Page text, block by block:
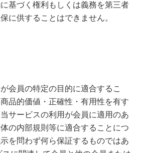
基づく権利もしくは義務を第三者
に供することはできません。
会員の特定の目的に適合するこ
品的価値・正確性・有用性を有す
サービスの利用が会員に適用のあ
の内部規則等に適合することにつ
を問わず何ら保証するものではあ